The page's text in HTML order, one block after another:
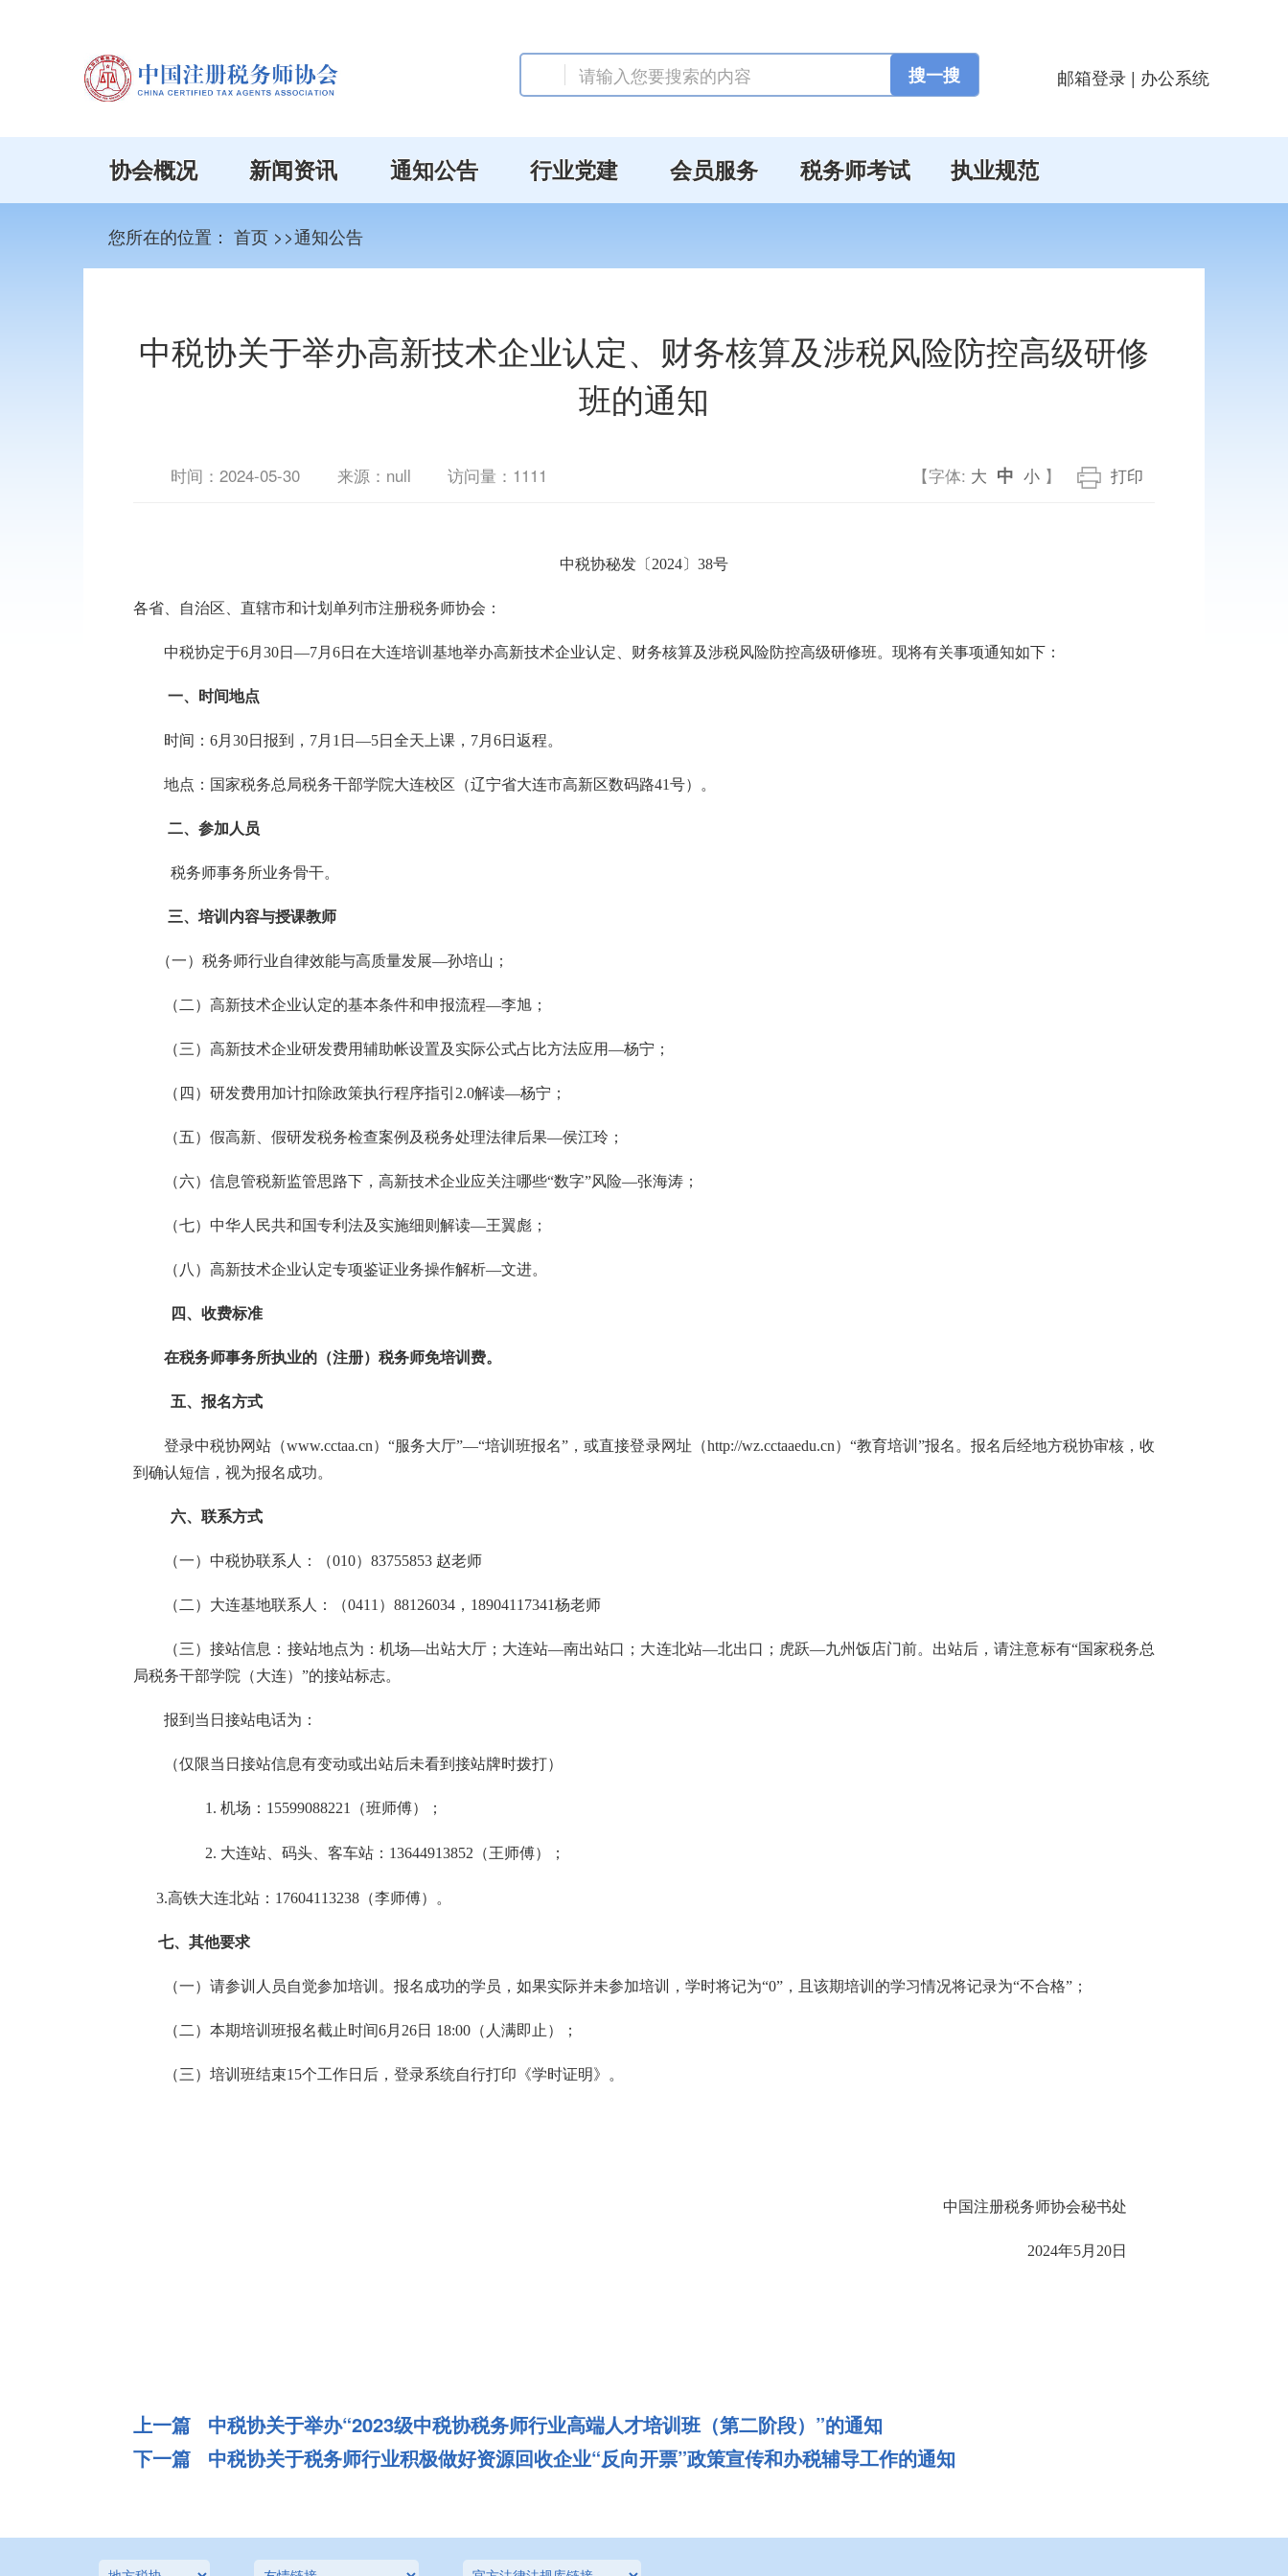
邮箱登录 | 办公系统
协会概况 新闻资讯 通知公告 行业党建 会员服务 税务师考试 执业规范
您所在的位置： 首页 >>通知公告
中税协关于举办高新技术企业认定、财务核算及涉税风险防控高级研修
班的通知
时间： 2024-05-30 来源：null 访问量： 1111 【字体: 大 中 小 】 打印
中税协秘发〔 2024〕38号
各省、自治区、直辖市和计划单列市注册税务师协会：
中税协定于6月30日—7月6日在大连培训基地举办高新技术企业认定、财务核算及涉税风险防控高级研修班。现将有关事项通知如下：
一、时间地点
时间：6月30日报到，7月1日—5日全天上课，7月6日返程。
地点：国家税务总局税务干部学院大连校区（辽宁省大连市高新区数码路41号）。
二、参加人员
税务师事务所业务骨干。
三、培训内容与授课教师
（一）税务师行业自律效能与高质量发展—孙培山；
（二）高新技术企业认定的基本条件和申报流程—李旭；
（三）高新技术企业研发费用辅助帐设置及实际公式占比方法应用—杨宁；
（四）研发费用加计扣除政策执行程序指引 2.0解读—杨宁 ；
（五）假高新、假研发税务检查案例及税务处理法律后果—侯江玲；
（六）信息管税新监管思路下，高新技术企业应关注哪些“数字”风险—张海涛；
（七）中华人民共和国专利法及实施细则解读—王翼彪；
（八）高新技术企业认定专项鉴证业务操作解析—文进。
四、收费标准
在税务师事务所执业的（注册）税务师免培训费。
五、报名方式
登录中税协网站（www.cctaa.cn）“服务大厅”—“培训班报名”，或直接登录网址（http://wz.cctaaedu.cn） “教育培训”报名。报名后经地方税协审核，收
到确认短信，视为报名成功。
六、联系方式
（一）中税协联系人：（010）83755853 赵老师
（二）大连基地联系人：（0411）88126034，18904117341杨老师
（三）接站信息：接站地点为：机场—出站大厅；大连站—南出站口；大连北站—北出口；虎跃—九州饭店门前。出站后，请注意标有“国家税务总
局税务干部学院（大连）”的接站标志。
报到当日接站电话为：
（仅限当日接站信息有变动或出站后未看到接站牌时拨打）
1.机场： 15599088221（班师傅）；
2. 大连站、码头、客车站： 13644913852（王师傅）；
3.高铁大连北站：17604113238（李师傅）。
七、其他要求
（一）请参训人员自觉参加培训。报名成功的学员，如果实际并未参加培训，学时将记为“0”，且该期培训的学习情况将记录为“不合格”；
（二）本期培训班报名截止时间6月26日 18:00（人满即止）；
（三）培训班结束15个工作日后，登录系统自行打印《学时证明》。
中国注册税务师协会秘书处
2024年5月20日
上一篇 中税协关于举办“2023级中税协税务师行业高端人才培训班（第二阶段）”的通知
下一篇 中税协关于税务师行业积极做好资源回收企业“反向开票”政策宣传和办税辅导工作的通知